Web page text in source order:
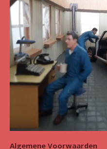
Algemene Voorwaarden